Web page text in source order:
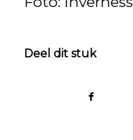
Deel dit stuk